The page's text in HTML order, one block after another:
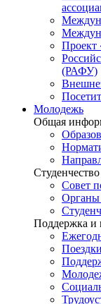
Проект
(РАФУ)
Молодежь
Общая
Совет
Органы
Поддержка и